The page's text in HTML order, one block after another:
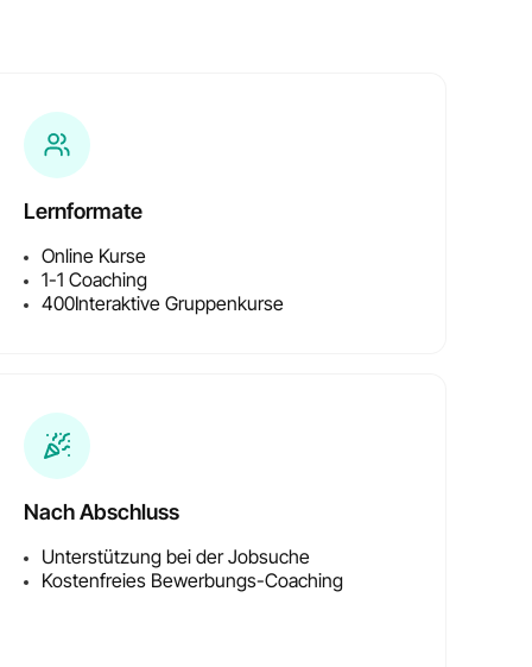
Lernformate
Online Kurse
1-1 Coaching
400Interaktive Gruppenkurse
Nach Abschluss
Unterstützung bei der Jobsuche
Kostenfreies Bewerbungs-Coaching